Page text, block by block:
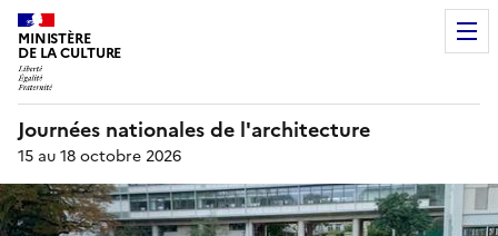
MINISTÈRE
DE LA CULTURE
Journées nationales de l'architecture
15 au 18 octobre 2026